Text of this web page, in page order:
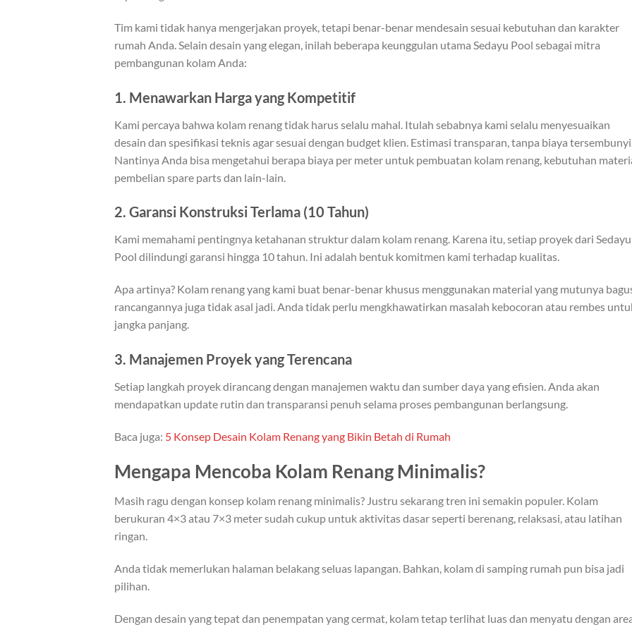
Tim kami tidak hanya mengerjakan proyek, tetapi benar-benar mendesain sesuai kebutuhan dan karakter
rumah Anda. Selain desain yang elegan, inilah beberapa keunggulan utama Sedayu Pool sebagai mitra
pembangunan kolam Anda:
1. Menawarkan Harga yang Kompetitif
Kami percaya bahwa kolam renang tidak harus selalu mahal. Itulah sebabnya kami selalu menyesuaikan
desain dan spesifikasi teknis agar sesuai dengan budget klien. Estimasi transparan, tanpa biaya tersembunyi.
Nantinya Anda bisa mengetahui berapa biaya per meter untuk pembuatan kolam renang, kebutuhan
pembelian spare parts dan lain-lain.
2. Garansi Konstruksi Terlama (10 Tahun)
Kami memahami pentingnya ketahanan struktur dalam kolam renang. Karena itu, setiap proyek dari Sedayu
Pool dilindungi garansi hingga 10 tahun. Ini adalah bentuk komitmen kami terhadap kualitas.
Apa artinya? Kolam renang yang kami buat benar-benar khusus menggunakan material yang mutunya
rancangannya juga tidak asal jadi. Anda tidak perlu mengkhawatirkan masalah kebocoran atau rembes
jangka panjang.
3. Manajemen Proyek yang Terencana
Setiap langkah proyek dirancang dengan manajemen waktu dan sumber daya yang efisien. Anda akan
mendapatkan update rutin dan transparansi penuh selama proses pembangunan berlangsung.
Baca juga: 5 Konsep Desain Kolam Renang yang Bikin Betah di Rumah
Mengapa Mencoba Kolam Renang Minimalis?
Masih ragu dengan konsep kolam renang minimalis? Justru sekarang tren ini semakin populer. Kolam
berukuran 4×3 atau 7×3 meter sudah cukup untuk aktivitas dasar seperti berenang, relaksasi, atau latihan
ringan.
Anda tidak memerlukan halaman belakang seluas lapangan. Bahkan, kolam di samping rumah pun bisa jadi
pilihan.
Dengan desain yang tepat dan penempatan yang cermat, kolam tetap terlihat luas dan menyatu dengan